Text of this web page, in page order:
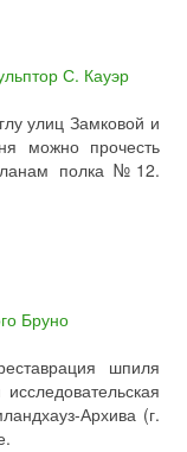
улиц Замковой и
можно прочесть
полка №12.
шпиля
Архива (г.